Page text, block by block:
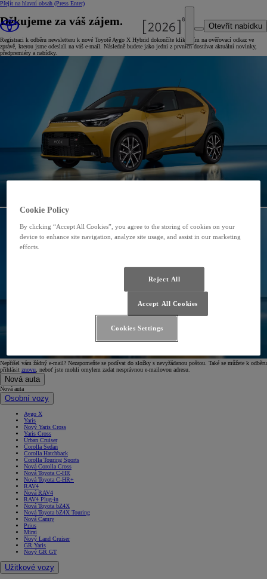
Přejít na hlavní obsah (Press Enter)
Otevřít nabídku
Děkujeme za váš zájem.
Registraci k odběru newsletteru k nové Toyotě Aygo X Hybrid dokončíte kliknutím na ověřovací odkaz ve
zprávě, kterou jsme odeslali na váš e-mail. Následně budete jako jedni z prvních dostávat aktuální novinky,
předpremiéry a nabídky.
Nepřišel vám žádný e-mail? Nezapomeňte se podívat do složky s nevyžádanou poštou. Také se můžete k odběru
přihlásit znovu, neboť jste mohli omylem zadat nesprávnou e-mailovou adresu.
Nová auta
Nová auta
Osobní vozy
Aygo X
Yaris
Nový Yaris Cross
Yaris Cross
Urban Cruiser
Corolla Sedan
Corolla Hatchback
Corolla Touring Sports
Nová Corolla Cross
Nová Toyota C-HR
Nová Toyota C-HR+
RAV4
Nová RAV4
RAV4 Plug-in
Nová Toyota bZ4X
Nová Toyota bZ4X Touring
Nová Camry
Prius
Mirai
Nový Land Cruiser
GR Yaris
Nový GR GT
Užitkové vozy
Cookie Policy
By clicking “Accept All Cookies”, you agree to the storing of cookies on your
device to enhance site navigation, analyze site usage, and assist in our marketing
efforts.
Reject All
Accept All Cookies
Cookies Settings